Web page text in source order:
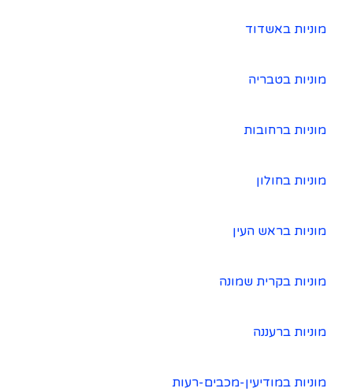
מוניות באשדוד
מוניות בטבריה
מוניות ברחובות
מוניות בחולון
מוניות בראש העין
מוניות בקרית שמונה
מוניות ברעננה
מוניות במודיעין-מכבים-רעות